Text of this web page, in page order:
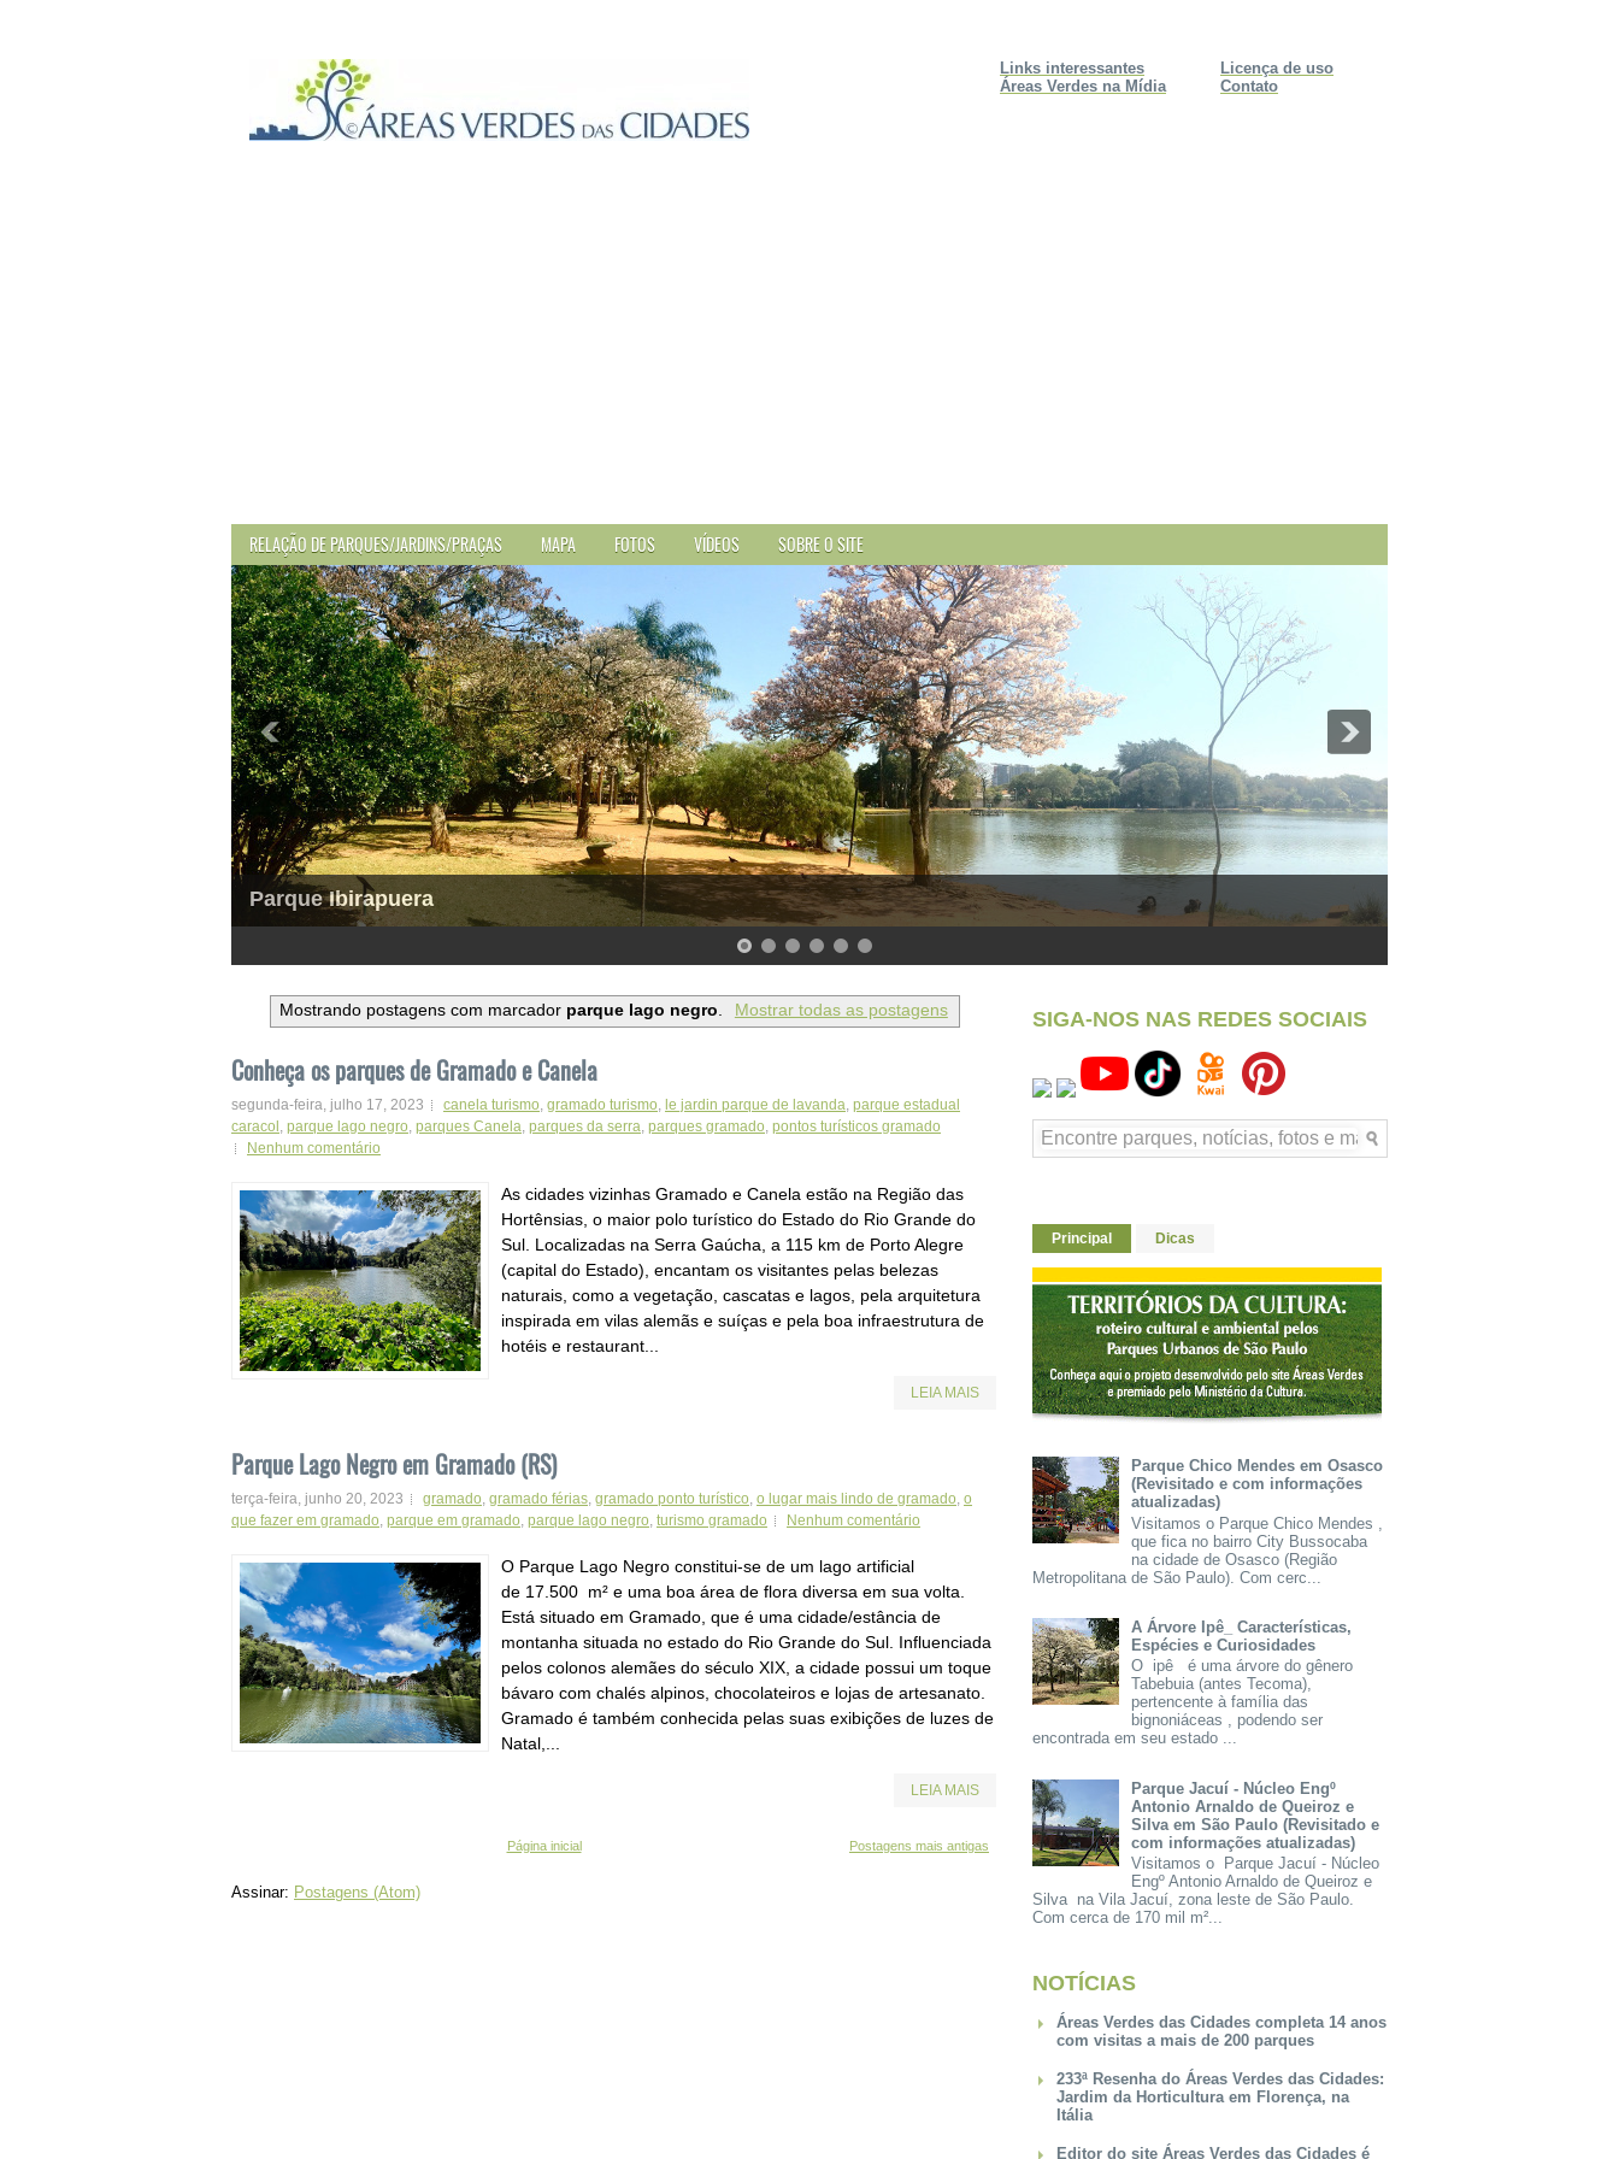
Licença de uso
Contato
Links interessantes
Áreas Verdes na Mídia
RELAÇÃO DE PARQUES/JARDINS/PRAÇAS MAPA FOTOS VÍDEOS SOBRE O SITE
Parque Ibirapuera
Mostrando postagens com marcador parque lago negro. Mostrar todas as postagens
Conheça os parques de Gramado e Canela
segunda-feira, julho 17, 2023 canela turismo gramado turismo le jardin parque de lavanda parque estadual
caracol parque lago negro parques Canela parques da serra parques gramado pontos turísticos gramado
Nenhum comentário
As cidades vizinhas Gramado e Canela estão na Região das
Hortênsias, o maior polo turístico do Estado do Rio Grande do
Sul. Localizadas na Serra Gaúcha, a 115 km de Porto Alegre
(capital do Estado), encantam os visitantes pelas belezas
naturais, como a vegetação, cascatas e lagos, pela arquitetura
inspirada em vilas alemãs e suíças e pela boa infraestrutura de
hotéis e restaurant...
LEIA MAIS
Parque Lago Negro em Gramado (RS)
terça-feira, junho 20, 2023 gramado gramado férias gramado ponto turístico o lugar mais lindo de gramado o
que fazer em gramado parque em gramado parque lago negro turismo gramado Nenhum comentário
O Parque Lago Negro constitui-se de um lago artificial
de 17.500 m² e uma boa área de flora diversa em sua volta.
Está situado em Gramado, que é uma cidade/estância de
montanha situada no estado do Rio Grande do Sul. Influenciada
pelos colonos alemães do século XIX, a cidade possui um toque
bávaro com chalés alpinos, chocolateiros e lojas de artesanato.
Gramado é também conhecida pelas suas exibições de luzes de
Natal,...
LEIA MAIS
Postagens mais antigas
Página inicial
Assinar: Postagens (Atom)
SIGA-NOS NAS REDES SOCIAIS
Principal Dicas
Parque Chico Mendes em Osasco
(Revisitado e com informações
atualizadas)
Visitamos o Parque Chico Mendes ,
que fica no bairro City Bussocaba
na cidade de Osasco (Região
Metropolitana de São Paulo). Com cerc...
A Árvore Ipê_ Características,
Espécies e Curiosidades
O ipê é uma árvore do gênero
Tabebuia (antes Tecoma),
pertencente à família das
bignoniáceas , podendo ser
encontrada em seu estado ...
Parque Jacuí - Núcleo Engº
Antonio Arnaldo de Queiroz e
Silva em São Paulo (Revisitado e
com informações atualizadas)
Visitamos o Parque Jacuí - Núcleo
Engº Antonio Arnaldo de Queiroz e
Silva na Vila Jacuí, zona leste de São Paulo.
Com cerca de 170 mil m²...
NOTÍCIAS
Áreas Verdes das Cidades completa 14 anos
com visitas a mais de 200 parques
233ª Resenha do Áreas Verdes das Cidades:
Jardim da Horticultura em Florença, na
Itália
Editor do site Áreas Verdes das Cidades é